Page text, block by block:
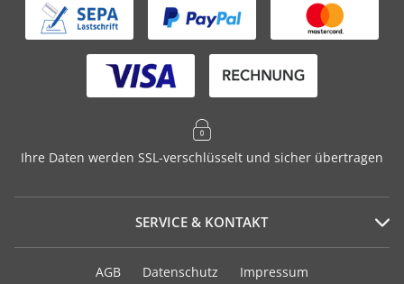
Ihre Daten werden SSL-verschlüsselt und sicher übertragen
SERVICE & KONTAKT
Serviceportal
AGB Datenschutz Impressum